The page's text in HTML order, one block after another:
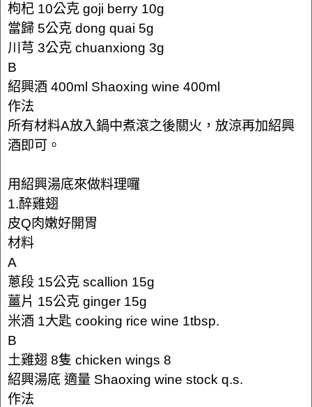
枸杞 10公克 goji berry 10g
當歸 5公克 dong quai 5g
川芎 3公克 chuanxiong 3g
B
紹興酒 400ml Shaoxing wine 400ml
作法
所有材料A放入鍋中煮滾之後關火，放涼再加紹興
酒即可。
用紹興湯底來做料理囉
1.醉雞翅
皮Q肉嫩好開胃
材料
A
蔥段 15公克 scallion 15g
薑片 15公克 ginger 15g
米酒 1大匙 cooking rice wine 1tbsp.
B
土雞翅 8隻 chicken wings 8
紹興湯底 適量 Shaoxing wine stock q.s.
作法